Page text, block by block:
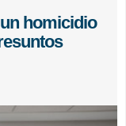
homicidio